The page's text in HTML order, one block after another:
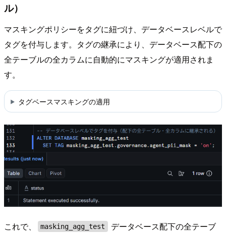
ル）
マスキングポリシーをタグに紐づけ、データベースレベルで
タグを付与します。タグの継承により、データベース配下の
全テーブルの全カラムに自動的にマスキングが適用されま
す。
タグベースマスキングの適用
これで、 masking_agg_test
データベース配下の全テーブ